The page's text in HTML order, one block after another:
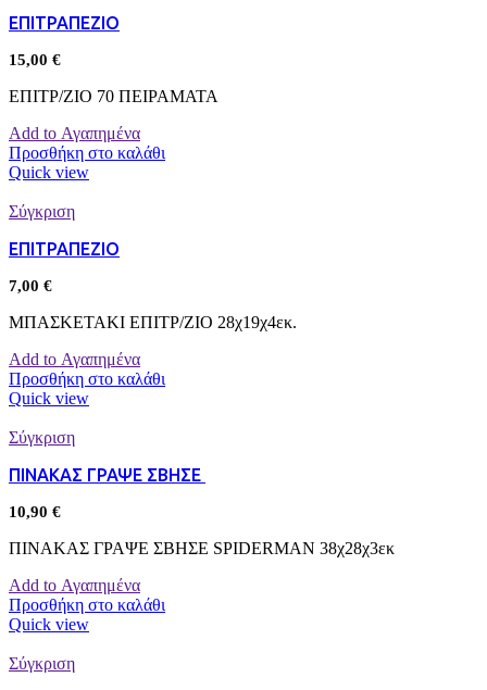
ΕΠΙΤΡΑΠΕΖΙΟ
15,00 €
ΕΠΙΤΡ/ΖΙΟ 70 ΠΕΙΡΑΜΑΤΑ
Add to Αγαπημένα
Προσθήκη στο καλάθι
Quick view
Σύγκριση
ΕΠΙΤΡΑΠΕΖΙΟ
7,00 €
ΜΠΑΣΚΕΤΑΚΙ ΕΠΙΤΡ/ΖΙΟ 28χ19χ4εκ.
Add to Αγαπημένα
Προσθήκη στο καλάθι
Quick view
Σύγκριση
ΠΙΝΑΚΑΣ ΓΡΑΨΕ ΣΒΗΣΕ
10,90 €
ΠΙΝΑΚΑΣ ΓΡΑΨΕ ΣΒΗΣΕ SPIDERMAN 38χ28χ3εκ
Add to Αγαπημένα
Προσθήκη στο καλάθι
Quick view
Σύγκριση